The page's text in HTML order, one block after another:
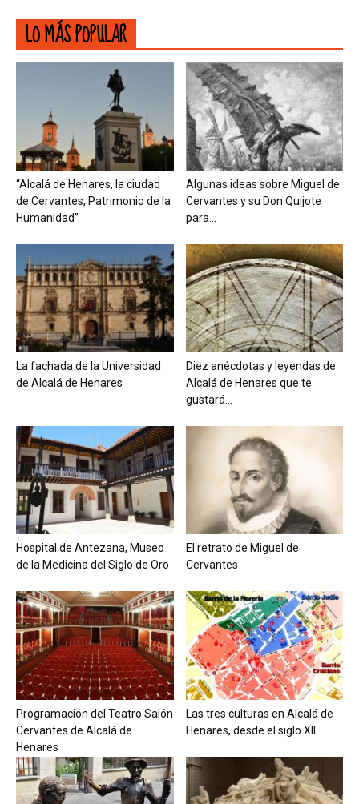
LO MÁS POPULAR
“Alcalá de Henares, la ciudad
de Cervantes, Patrimonio de la
Humanidad”
Algunas ideas sobre Miguel de
Cervantes y su Don Quijote
para...
La fachada de la Universidad
de Alcalá de Henares
Diez anécdotas y leyendas de
Alcalá de Henares que te
gustará...
Hospital de Antezana, Museo
de la Medicina del Siglo de Oro
El retrato de Miguel de
Cervantes
Programación del Teatro Salón
Cervantes de Alcalá de
Henares
Las tres culturas en Alcalá de
Henares, desde el siglo XII